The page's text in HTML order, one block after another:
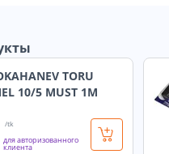
TORU
10/5 MUST 1M
/tk
для авторизованного
клиента